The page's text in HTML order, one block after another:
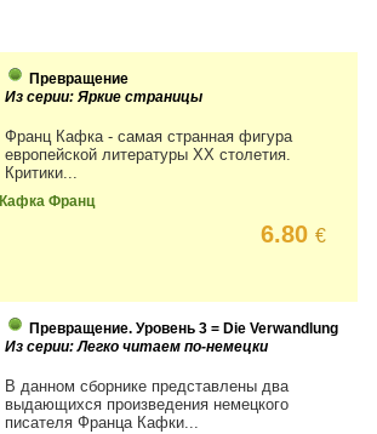
Превращение
Из серии: Яркие страницы
Франц Кафка - самая странная фигура
европейской литературы ХХ столетия.
Критики...
Кафка Франц
6.80€
Превращение. Уровень 3 = Die Verwandlung
Из серии: Легко читаем по-немецки
В данном сборнике представлены два
выдающихся произведения немецкого
писателя Франца Кафки...